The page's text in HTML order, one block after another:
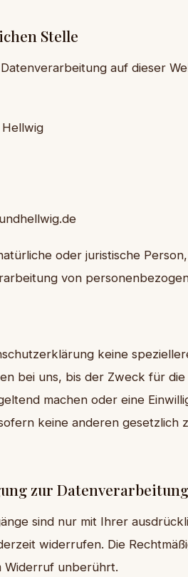
Stelle
auf dieser
oder juristische
von
keine
bei uns, bis der Zweck für
machen oder eine
keine anderen gesetzlich
zur
sind nur mit Ihrer
widerrufen. Die
Widerruf unberührt.